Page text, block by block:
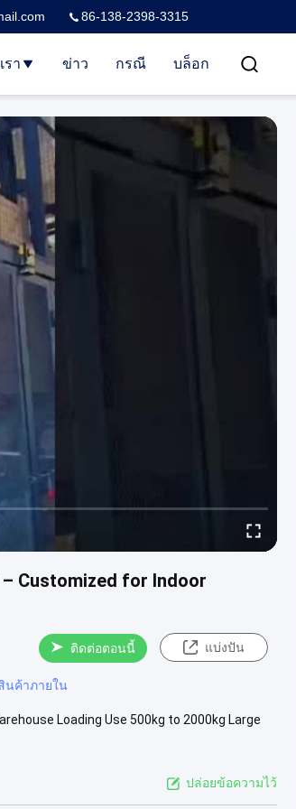
86-138-2398-3315
รา ข่าว กรณี บล็อก
Customized for Indoor
ติดต่อตอนนี้ แบ่งปัน
นค้าภายใน
Loading Use 500kg to 2000kg Large
ปล่อยข้อความไว้